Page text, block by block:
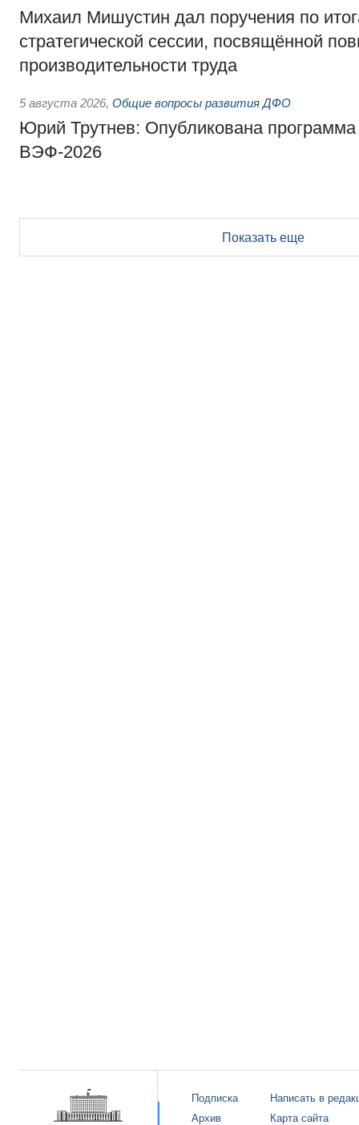
Михаил Мишустин дал поручения по
стратегической сессии, посвящённой
производительности труда
5 августа 2026, Общие вопросы развития ДФО
Юрий Трутнев: Опубликована
ВЭФ-2026
Показать еще
Подписка
Архив
Написать в
Карта сайта